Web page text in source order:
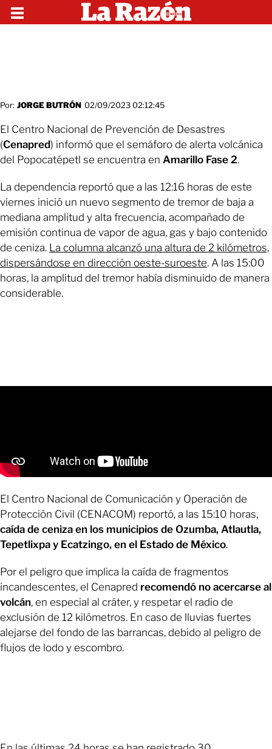
Por: JORGE BUTRÓN 02/09/2023 02:12:45
El Centro Nacional de Prevención de Desastres
(Cenapred) informó que el semáforo de alerta volcánica
del Popocatépetl se encuentra en Amarillo Fase 2.
La dependencia reportó que a las 12:16 horas de este
viernes inició un nuevo segmento de tremor de baja a
mediana amplitud y alta frecuencia, acompañado de
emisión continua de vapor de agua, gas y bajo contenido
de ceniza. La columna alcanzó una altura de 2 kilómetros,
dispersándose en dirección oeste-suroeste. A las 15:00
horas, la amplitud del tremor había disminuido de manera
considerable.
El Centro Nacional de Comunicación y Operación de
Protección Civil (CENACOM) reportó, a las 15:10 horas,
caída de ceniza en los municipios de Ozumba, Atlautla,
Tepetlixpa y Ecatzingo, en el Estado de México.
Por el peligro que implica la caída de fragmentos
incandescentes, el Cenapred recomendó no acercarse al
volcán, en especial al cráter, y respetar el radio de
exclusión de 12 kilómetros. En caso de lluvias fuertes
alejarse del fondo de las barrancas, debido al peligro de
flujos de lodo y escombro.